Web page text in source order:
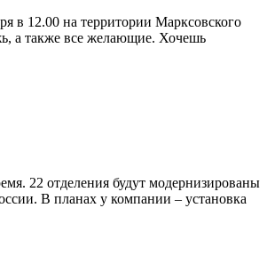
в 12.00 на территории Марксовского
а также все желающие. Хочешь
22 отделения будут модернизированы
В планах у компании – установка